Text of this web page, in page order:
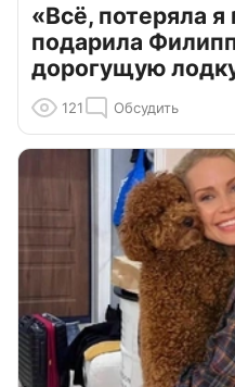
«Всё, потеряла
подарила
дорогущую
121 Обсудить